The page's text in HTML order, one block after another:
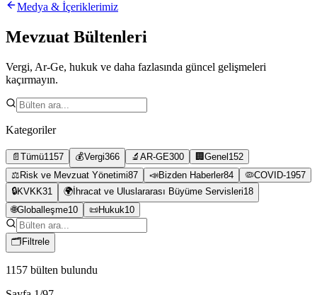
Medya & İçeriklerimiz
Mevzuat Bültenleri
Vergi, Ar-Ge, hukuk ve daha fazlasında güncel gelişmeleri
kaçırmayın.
Kategoriler
📄 Tümü1157 💰Vergi366 🔬 AR-GE300 🏢 Genel 152
⚖️ Risk ve Mevzuat Yönetimi87 📣Bizden Haberler84 🦠COVID-1957
🔒KVKK31 🌍 İhracat ve Uluslararası Büyüme Servisleri18
🌐Globalleşme10 📜Hukuk10
🗂 Filtrele
1157 bülten bulundu